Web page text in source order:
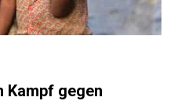
Kampf gegen